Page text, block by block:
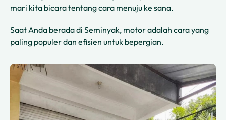
mari kita bicara tentang cara menuju ke sana.
Saat Anda berada di Seminyak, motor adalah cara yang
paling populer dan efisien untuk bepergian.